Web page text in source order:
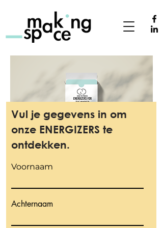
Vul je gegevens in om
onze ENERGIZERS te
ontdekken.
Voornaam
Achternaam